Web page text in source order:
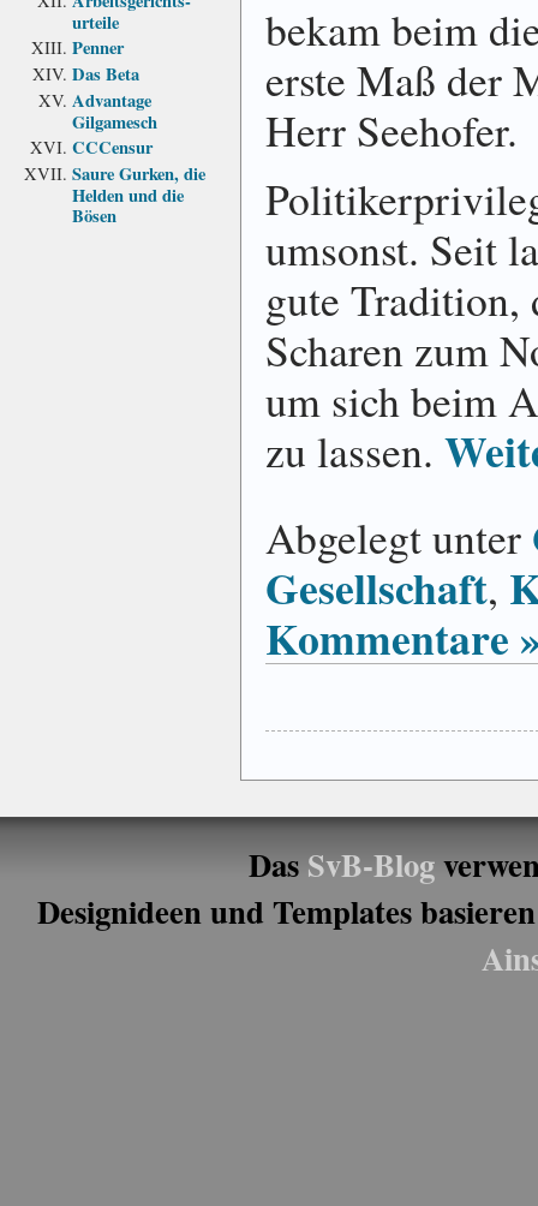
urteile
Penner
Das Beta
Advantage
Gilgamesch
CCCensur
Saure Gurken, die
Helden und die
Bösen
bekam beim
erste Maß der
Herr Seehofer.
umsonst. Seit
gute
Scharen zum
um sich beim
zu lassen.
Abgelegt unter
Gesellschaft,
Kommentare
DasSvB-Blog
Designideen und Templates